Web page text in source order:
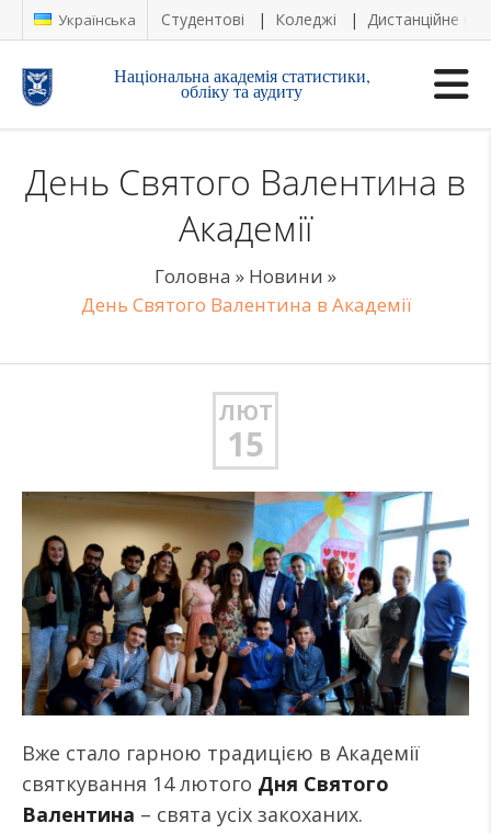
Українська Студентові Коледжі Дистанційне
Національна академія статистики,
обліку та аудиту
День Святого Валентина в
Академії
Головна » Новини »
День Святого Валентина в Академії
ЛЮТ
15
Вже стало гарною традицією в Академії
святкування 14 лютого Дня Святого
Валентина – свята усіх закоханих.